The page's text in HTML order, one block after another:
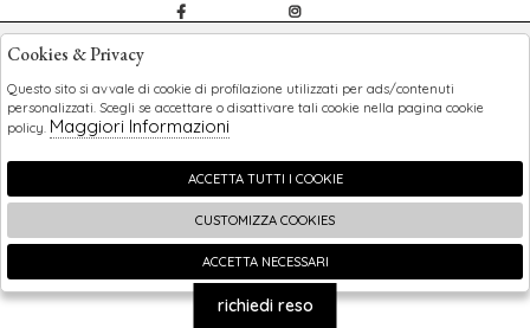
SHOPPING
EXTRA
🍪
richiedi reso
Cookies & Privacy
Questo sito si avvale di cookie di profilazione utilizzati per ads/contenuti
personalizzati. Scegli se accettare o disattivare tali cookie nella pagina cookie
policy. Maggiori Informazioni
ACCETTA TUTTI I COOKIE
CUSTOMIZZA COOKIES
ACCETTA NECESSARI